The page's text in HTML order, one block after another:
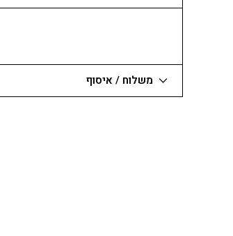
משלוח / איסוף